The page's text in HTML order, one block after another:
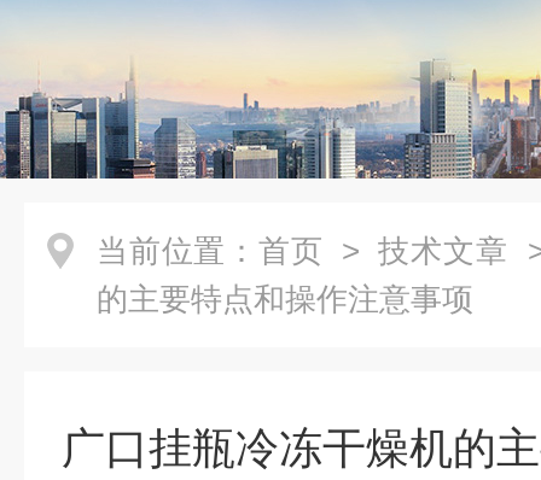
当前位置： 首页 > 技术文章
的主要特点和操作注意事项
广口挂瓶冷冻干燥机的